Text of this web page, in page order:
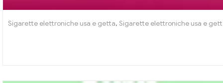
Sigarette elettroniche usa e getta, Sigarette elettroniche usa e